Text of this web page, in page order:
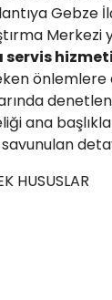
Gebze
hizmeti
ana
HUSUSLAR